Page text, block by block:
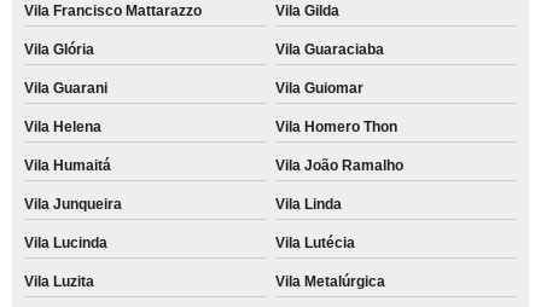
Vila Francisco Mattarazzo Vila Gilda
Vila Glória Vila Guaraciaba
Vila Guarani Vila Guiomar
Vila Helena Vila Homero Thon
Vila Humaitá Vila João Ramalho
Vila Junqueira Vila Linda
Vila Lucinda Vila Lutécia
Vila Luzita Vila Metalúrgica